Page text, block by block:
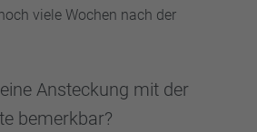
viele Wochen nach der
Ansteckung mit der
bemerkbar?